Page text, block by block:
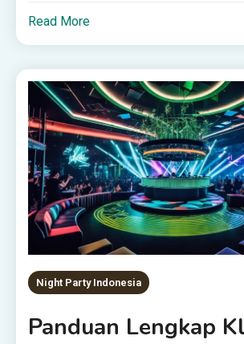
Read More
Night Party Indonesia
Panduan Lengkap